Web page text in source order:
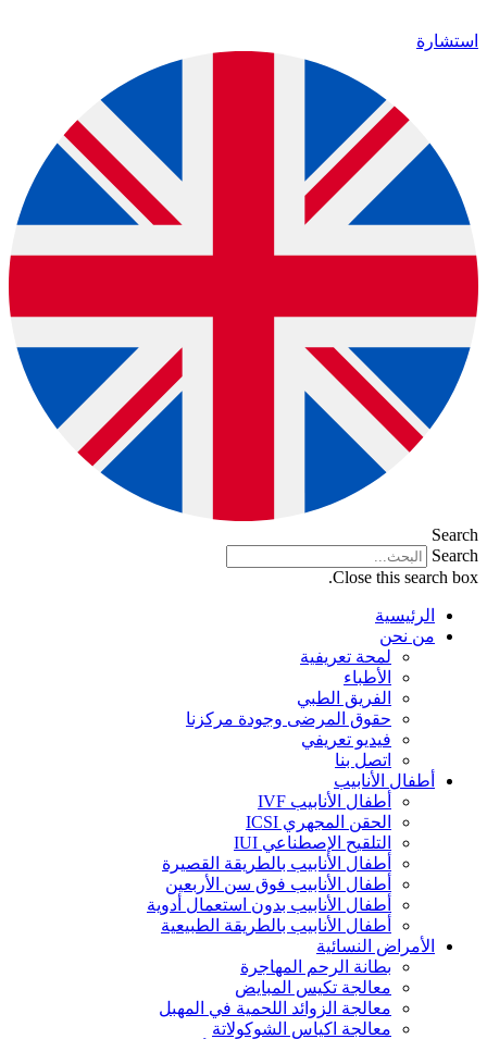
استشارة
Search
Search
Close this search box.
الرئيسية
من نحن
لمحة تعريفية
الأطباء
الفريق الطبي
حقوق المرضى وجودة مركزنا
فيديو تعريفي
اتصل بنا
أطفال الأنابيب
أطفال الأنابيب IVF
الحقن المجهري ICSI
التلقيح الإصطناعي IUI
أطفال الأنابيب بالطريقة القصيرة
أطفال الأنابيب فوق سن الأربعين
أطفال الأنابيب بدون استعمال أدوية
أطفال الأنابيب بالطريقة الطبيعية
الأمراض النسائية
بطانة الرحم المهاجرة
معالجة تكيس المبايض
معالجة الزوائد اللحمية في المهبل
معالجة اكياس الشوكولاتة